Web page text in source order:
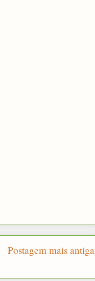
Postagem mais antiga